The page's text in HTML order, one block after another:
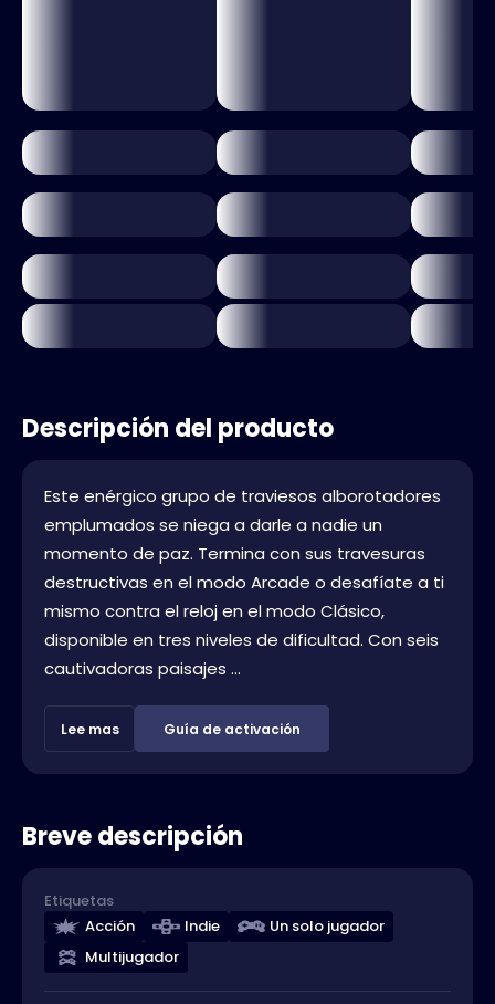
Descripción del producto
Este enérgico grupo de traviesos alborotadores
emplumados se niega a darle a nadie un
momento de paz. Termina con sus travesuras
destructivas en el modo Arcade o desafíate a ti
mismo contra el reloj en el modo Clásico,
disponible en tres niveles de dificultad. Con seis
cautivadoras paisajes ...
Lee mas Guía de activación
Breve descripción
Etiquetas
Acción
Indie
Un solo jugador
Multijugador